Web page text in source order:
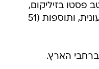
פסטו בזיליקום,
גבינת צאן ופרמזן או גבינה טבעונית, ותוספות (51
ברחבי הארץ.